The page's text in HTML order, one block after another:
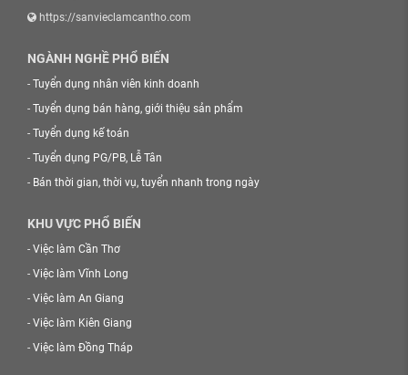
https://sanvieclamcantho.com
NGÀNH NGHỀ PHỔ BIẾN
- Tuyển dụng nhân viên kinh doanh
- Tuyển dụng bán hàng, giới thiệu sản phẩm
- Tuyển dụng kế toán
- Tuyển dụng PG/PB, Lễ Tân
- Bán thời gian, thời vụ, tuyển nhanh trong ngày
KHU VỰC PHỔ BIẾN
- Việc làm Cần Thơ
- Việc làm Vĩnh Long
- Việc làm An Giang
- Việc làm Kiên Giang
- Việc làm Đồng Tháp